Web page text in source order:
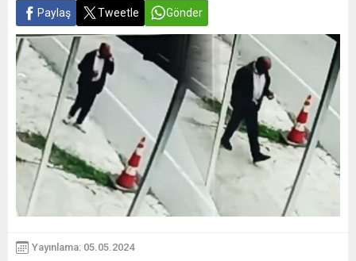
Paylaş Tweetle Gönder
Yayınlama: 05.05.2024